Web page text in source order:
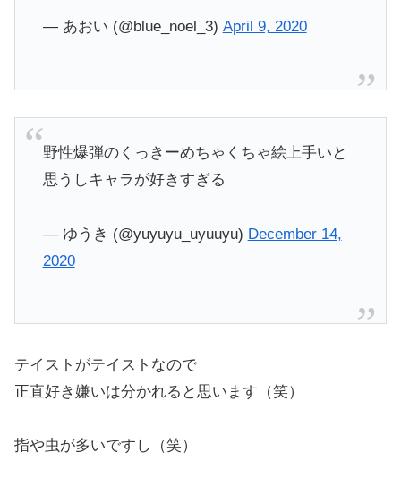
— あおい (@blue_noel_3) April 9, 2020
野性爆弾のくっきーめちゃくちゃ絵上手いと
思うしキャラが好きすぎる
— ゆうき (@yuyuyu_uyuuyu) December 14,
2020
テイストがテイストなので
正直好き嫌いは分かれると思います（笑）
指や虫が多いですし（笑）